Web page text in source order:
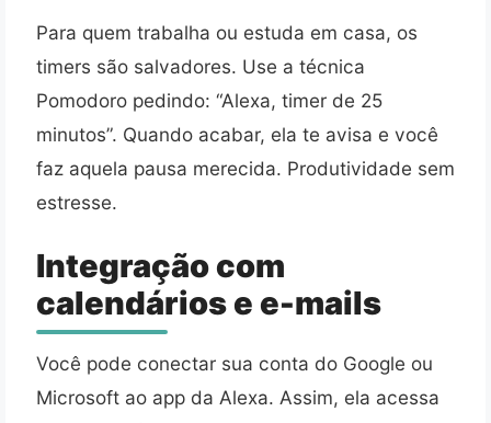
Para quem trabalha ou estuda em casa, os
timers são salvadores. Use a técnica
Pomodoro pedindo: “Alexa, timer de 25
minutos”. Quando acabar, ela te avisa e você
faz aquela pausa merecida. Produtividade sem
estresse.
Integração com
calendários e e-mails
Você pode conectar sua conta do Google ou
Microsoft ao app da Alexa. Assim, ela acessa